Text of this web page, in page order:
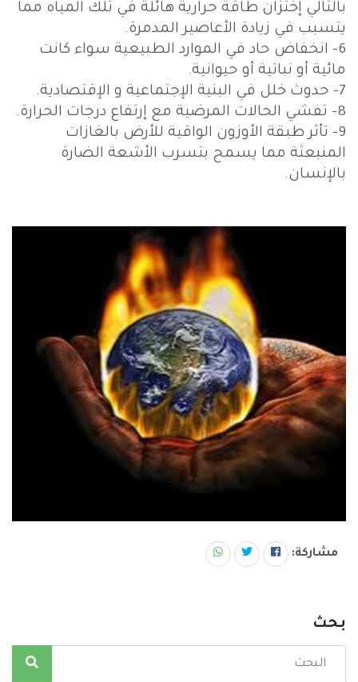
بالتالي إختزان طاقة حرارية هائلة في تلك المياه مما
يتسبب في زيادة الأعاصير المدمرة.
6- انخفاض حاد في الموارد الطبيعية سواء كانت
مائية أو نباتية أو حيوانية.
7- حدوث خلل في البنية الإجتماعية و الإقتصادية.
8- تفشي الحالات المرضية مع إرتفاع درجات الحرارة.
9- تأثر طبقة الأوزون الواقية للأرض بالغازات
المنبعثة مما يسمح بتسرب الأشعة الضارة
بالإنسان.
مشاركة:
بحث